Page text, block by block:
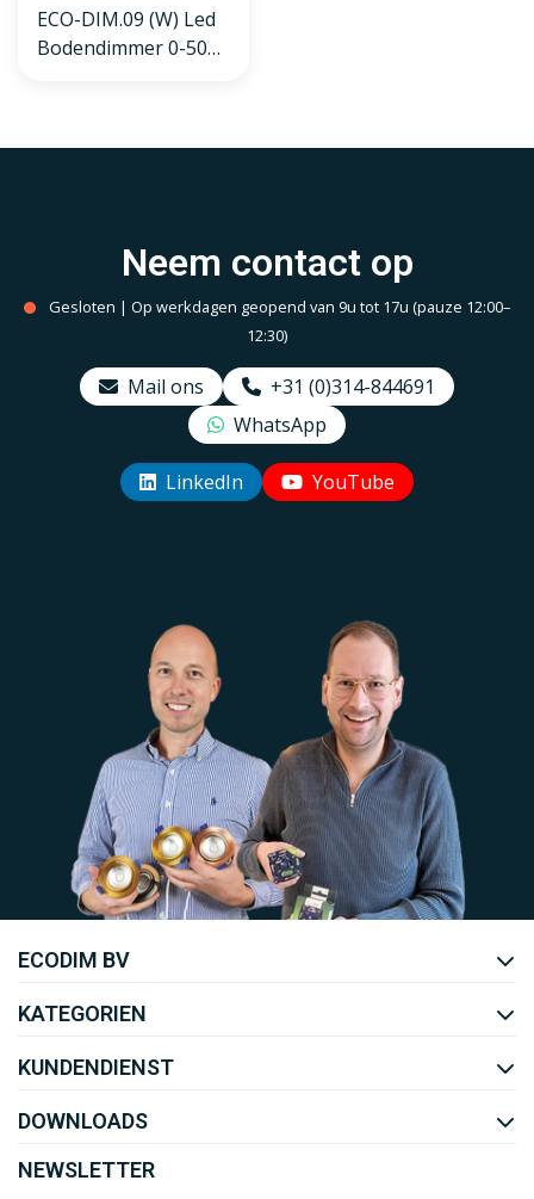
ECO-DIM.09 (W) Led
Bodendimmer 0-50W
Neem contact op
Gesloten | Op werkdagen geopend van 9u tot 17u (pauze 12:00–
12:30)
Mail ons
+31 (0)314-844691
WhatsApp
LinkedIn YouTube
Uw EcoDim team
ECODIM BV
KATEGORIEN
KUNDENDIENST
DOWNLOADS
NEWSLETTER